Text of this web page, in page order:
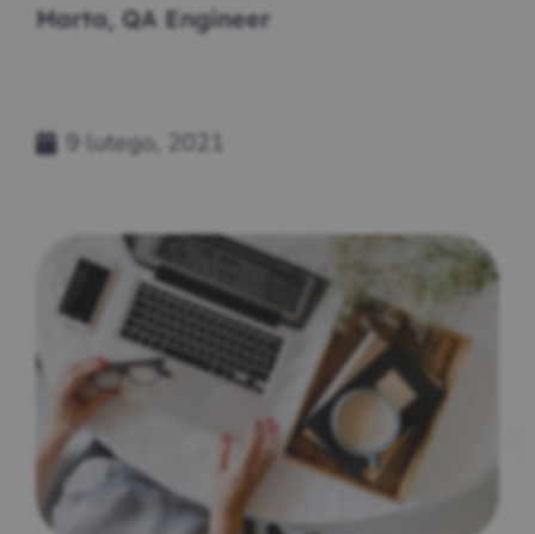
Marta, QA Engineer
9 lutego, 2021